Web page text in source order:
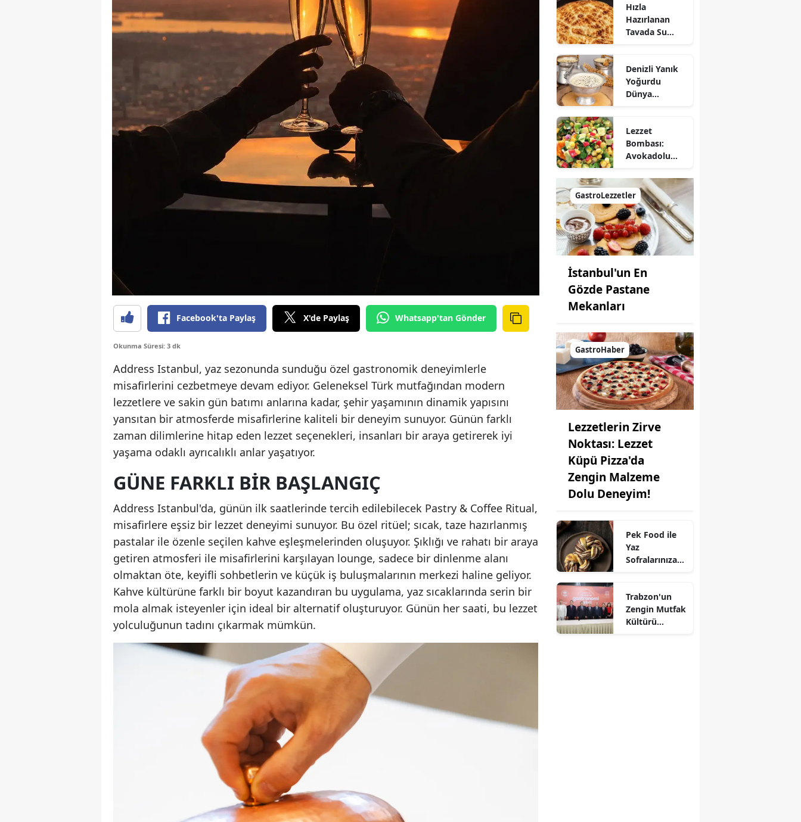
Facebook'ta Paylaş X'de Paylaş Whatsapp'tan Gönder
Okunma Süresi: 3 dk
Address Istanbul, yaz sezonunda sunduğu özel gastronomik deneyimlerle
misafirlerini cezbetmeye devam ediyor. Geleneksel Türk mutfağından modern
lezzetlere ve sakin gün batımı anlarına kadar, şehir yaşamının dinamik yapısını
yansıtan bir atmosferde misafirlerine kaliteli bir deneyim sunuyor. Günün farklı
zaman dilimlerine hitap eden lezzet seçenekleri, insanları bir araya getirerek iyi
yaşama odaklı ayrıcalıklı anlar yaşatıyor.
GÜNE FARKLI BIR BAŞLANGIÇ
Address Istanbul'da, günün ilk saatlerinde tercih edilebilecek Pastry & Coffee Ritual,
misafirlere eşsiz bir lezzet deneyimi sunuyor. Bu özel ritüel; sıcak, taze hazırlanmış
pastalar ile özenle seçilen kahve eşleşmelerinden oluşuyor. Şıklığı ve rahatı bir araya
getiren atmosferi ile misafirlerini karşılayan lounge, sadece bir dinlenme alanı
olmaktan öte, keyifli sohbetlerin ve küçük iş buluşmalarının merkezi haline geliyor.
Kahve kültürüne farklı bir boyut kazandıran bu uygulama, yaz sıcaklarında serin bir
mola almak isteyenler için ideal bir alternatif oluşturuyor. Günün her saati, bu lezzet
yolculuğunun tadını çıkarmak mümkün.
Hızla
Hazırlanan
Tavada Su
Sofralarınıza
Lezzet Katın!
Denizli Yanık
Yoğurdu
Dünya
Lezzet
Bombası:
Avokadolu
Nasıl Yapılır?
GastroLezzetler
İstanbul'un En
Gözde Pastane
Mekanları
GastroHaber
Lezzetlerin Zirve
Noktası: Lezzet
Küpü Pizza'da
Zengin Malzeme
Dolu Deneyim!
Pek Food ile
Yaz
Sofralarınıza
Hamuru
Farkıyla!
Trabzon'un
Zengin Mutfak
Kültürü